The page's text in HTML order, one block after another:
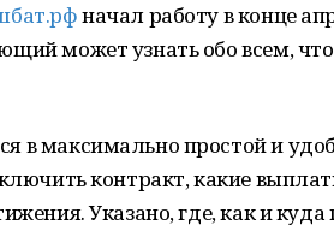
начал работу в конце
может узнать обо всем,
в максимально простой и
контракт, какие
Указано, где, как и куда